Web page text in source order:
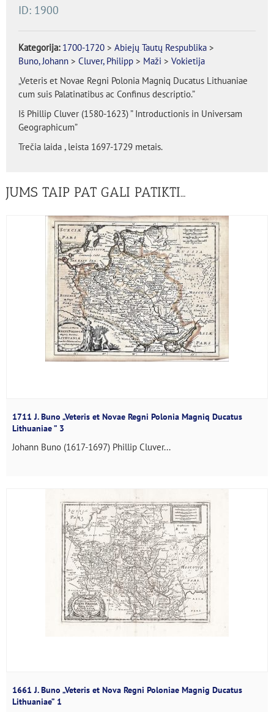
ID: 1900
Kategorija: 1700-1720 > Abiejų Tautų Respublika >
Buno, Johann > Cluver, Philipp > Maži > Vokietija
„Veteris et Novae Regni Polonia Magniq Ducatus Lithuaniae
cum suis Palatinatibus ac Confinus descriptio.”
Iš Phillip Cluver (1580-1623) ” Introductionis in Universam
Geographicum”
Trečia laida , leista 1697-1729 metais.
JUMS TAIP PAT GALI PATIKTI…
1711 J. Buno „Veteris et Novae Regni Polonia Magniq Ducatus
Lithuaniae ” 3
Johann Buno (1617-1697) Phillip Cluver...
1661 J. Buno „Veteris et Nova Regni Poloniae Magnig Ducatus
Lithuaniae” 1